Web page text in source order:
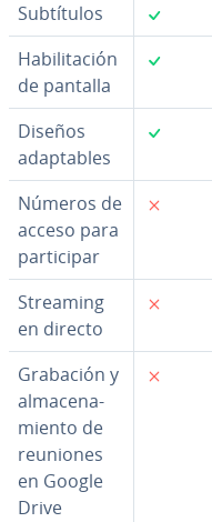
Su­b­tí­tu­los
Ha­bi­li­ta­ción
de pantalla
Diseños
ada­p­ta­bles
Números de
acceso para
pa­r­ti­ci­par
Streaming
en directo
Grabación y
al­ma­ce­na­
mie­n­to de
reuniones
en Google
Drive